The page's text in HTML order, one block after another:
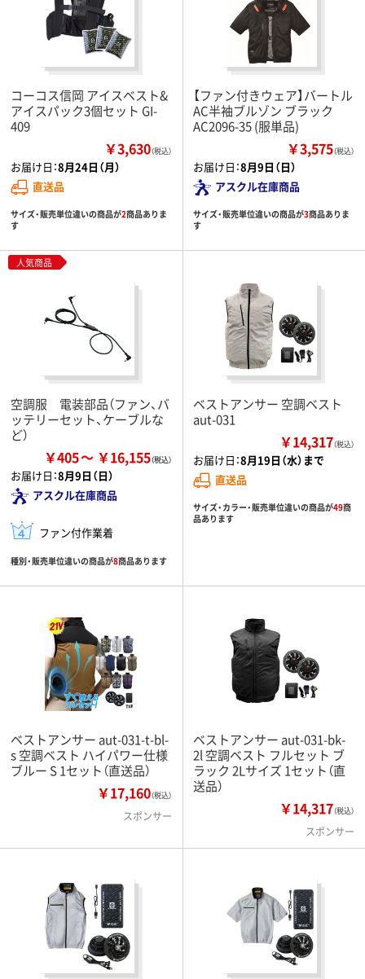
コーコス信岡 アイスベスト&
アイスパック3個セット GI-
409
￥3,630（税込）
お届け日：8月24日（月）
直送品
サイズ・販売単位違いの商品が2商品ありま
す
【ファン付きウェア】バートル
AC半袖ブルゾン ブラック
AC2096-35 (服単品)
￥3,575（税込）
お届け日：8月9日（日）
アスクル在庫商品
サイズ・販売単位違いの商品が3商品ありま
す
人気商品
空調服 電装部品（ファン、バ
ッテリーセット、ケーブルな
ど）
￥405 ￥16,155
お届け日：8月9日（日）
アスクル在庫商品
ファン付作業着
種別・販売単位違いの商品が8商品あります
ベストアンサー 空調ベスト
aut-031
￥14,317（税込）
お届け日：8月19日（水）まで
直送品
サイズ・カラー・販売単位違いの商品が49商
品あります
ベストアンサー aut-031-t-bl-
s 空調ベスト ハイパワー仕様
ブルー S 1セット（直送品）
￥17,160（税込）
スポンサー
ベストアンサー aut-031-bk-
2l 空調ベスト フルセット ブ
ラック 2Lサイズ 1セット（直
送品）
￥14,317（税込）
スポンサー